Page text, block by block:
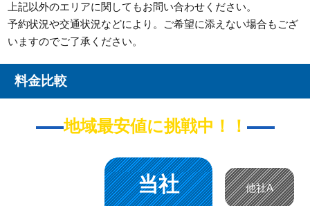
上記以外のエリアに関してもお問い合わせください。
予約状況や交通状況などにより。ご希望に添えない場合もござ
いますのでご了承ください。
料金比較
地域最安値に挑戦中！！
当社 他社A